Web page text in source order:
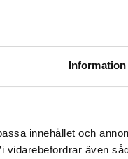
Information
innehållet och
även